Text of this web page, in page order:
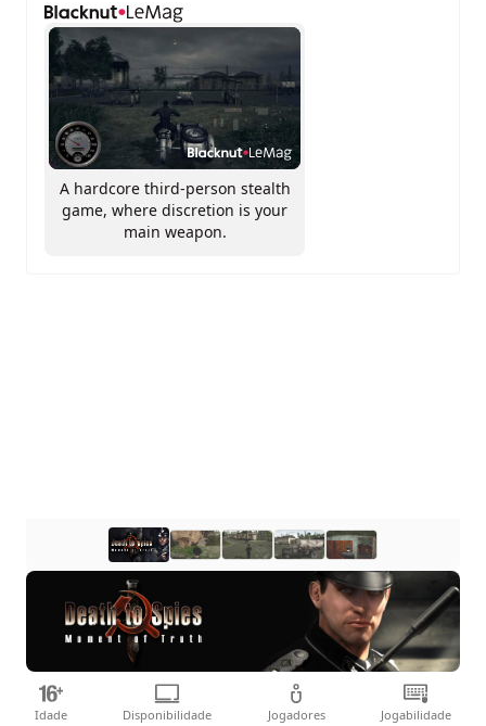
A hardcore third-person stealth
game, where discretion is your
main weapon.
Idade Disponibilidade Jogadores Jogabilidade